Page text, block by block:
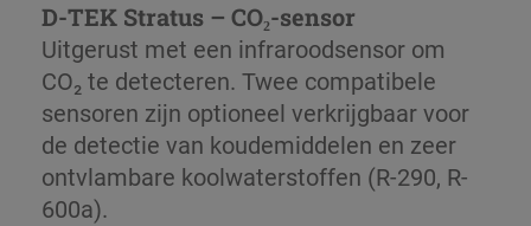
D-TEK Stratus – CO₂-sensor
Uitgerust met een infraroodsensor om
CO₂ te detecteren. Twee compatibele
sensoren zijn optioneel verkrijgbaar voor
de detectie van koudemiddelen en zeer
ontvlambare koolwaterstoffen (R-290, R-
600a).